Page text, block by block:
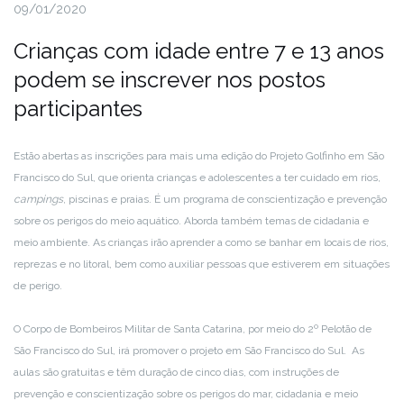
09/01/2020
Crianças com idade entre 7 e 13 anos
podem se inscrever nos postos
participantes
Estão abertas as inscrições para mais uma edição do Projeto Golfinho em São
Francisco do Sul, que orienta crianças e adolescentes a ter cuidado em rios,
campings, piscinas e praias. É um programa de conscientização e prevenção
sobre os perigos do meio aquático. Aborda também temas de cidadania e
meio ambiente. As crianças irão aprender a como se banhar em locais de rios,
reprezas e no litoral, bem como auxiliar pessoas que estiverem em situações
de perigo.
O Corpo de Bombeiros Militar de Santa Catarina, por meio do 2º Pelotão de
São Francisco do Sul, irá promover o projeto em São Francisco do Sul. As
aulas são gratuitas e têm duração de cinco dias, com instruções de
prevenção e conscientização sobre os perigos do mar, cidadania e meio